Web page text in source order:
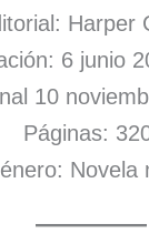
Harper
6 junio
10
Páginas:
Novela